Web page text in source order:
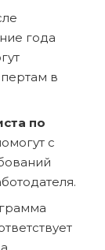
года
в
по
с